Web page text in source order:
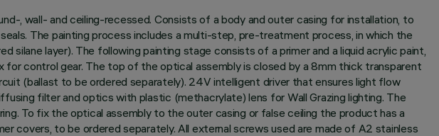
, wall- and ceiling-recessed. Consists of a body and outer casing for installation, to
The painting process includes a multi-step, pre-treatment process, in which the
layer). The following painting stage consists of a primer and a liquid acrylic paint,
for control gear. The top of the optical assembly is closed by a 8mm thick transparent
(ballast to be ordered separately). 24V intelligent driver that ensures light flow
filter and optics with plastic (methacrylate) lens for Wall Grazing lighting. The
To fix the optical assembly to the outer casing or false ceiling the product has a
covers, to be ordered separately. All external screws used are made of A2 stainless